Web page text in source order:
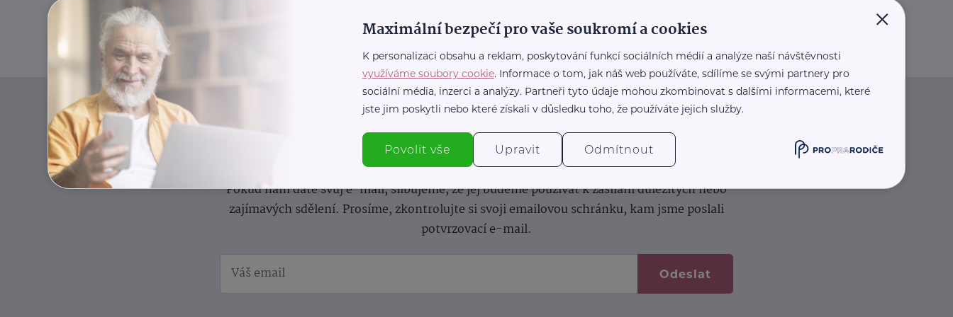
Informace(nejen)pro prarodiče
Přihlaste se k odběru novinek a buďte v obraze bez ohledu na počet svíček na vašem dortu.
Pokud nám dáte svůj e-mail, slibujeme, že jej budeme používat k zasílání důležitých nebo
zajímavých sdělení. Prosíme, zkontrolujte si svoji emailovou schránku, kam jsme poslali
potvrzovací e-mail.
Odeslat
×
Maximální bezpečí pro vaše soukromí a cookies
K personalizaci obsahu a reklam, poskytování funkcí sociálních médií a analýze naší návštěvnosti
využíváme soubory cookie. Informace o tom, jak náš web používáte, sdílíme se svými partnery pro
sociální média, inzerci a analýzy. Partneři tyto údaje mohou zkombinovat s dalšími informacemi, které
jste jim poskytli nebo které získali v důsledku toho, že používáte jejich služby.
Povolit vše Upravit Odmítnout